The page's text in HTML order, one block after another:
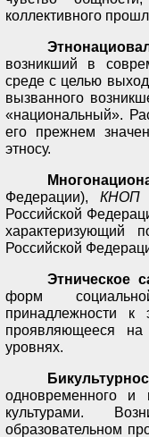
коллективного
возникший в
среде с целью
вызванного
«национальный».
его прежнем
этносу.
Федерации),КНОП
Российской
характеризующий
Российской
Этническое
форм
принадлежности к
проявляющееся на
уровнях.
одновременного и
культурами.
образовательном